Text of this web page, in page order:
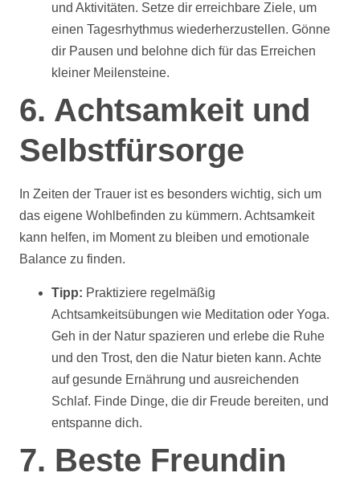
und Aktivitäten. Setze dir erreichbare Ziele, um
einen Tagesrhythmus wiederherzustellen. Gönne
dir Pausen und belohne dich für das Erreichen
kleiner Meilensteine.
6. Achtsamkeit und
Selbstfürsorge
In Zeiten der Trauer ist es besonders wichtig, sich um
das eigene Wohlbefinden zu kümmern. Achtsamkeit
kann helfen, im Moment zu bleiben und emotionale
Balance zu finden.
Tipp: Praktiziere regelmäßig
Achtsamkeitsübungen wie Meditation oder Yoga.
Geh in der Natur spazieren und erlebe die Ruhe
und den Trost, den die Natur bieten kann. Achte
auf gesunde Ernährung und ausreichenden
Schlaf. Finde Dinge, die dir Freude bereiten, und
entspanne dich.
7. Beste Freundin